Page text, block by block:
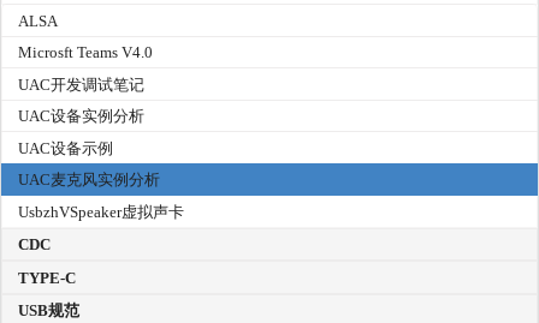
ALSA
Microsft Teams V4.0
UAC开发调试笔记
UAC设备实例分析
UAC设备示例
UAC麦克风实例分析
UsbzhVSpeaker虚拟声卡
CDC
TYPE-C
USB规范